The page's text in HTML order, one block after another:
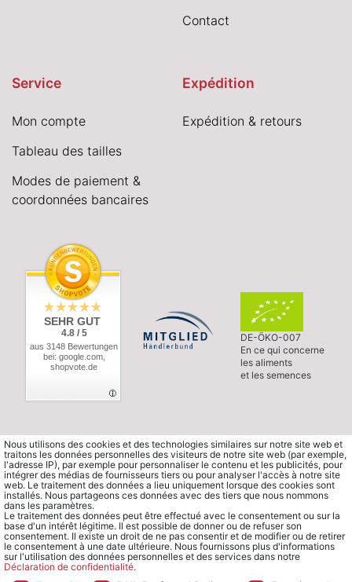
Contact
Service
Mon compte
Tableau des tailles
Modes de paiement &
coordonnées bancaires
Expédition
Expédition & retours
SEHR GUT
4.8 / 5
aus 3148 Bewertungen
bei: google.com,
shopvote.de
DE-ÖKO-007
En ce qui concerne
les aliments
et les semences
Nous utilisons des cookies et des technologies similaires sur notre site web et
traitons les données personnelles des visiteurs de notre site web (par exemple,
l'adresse IP), par exemple pour personnaliser le contenu et les publicités, pour
intégrer des médias de fournisseurs tiers ou pour analyser l'accès à notre site
web. Le traitement des données a lieu uniquement lorsque des cookies sont
installés. Nous partageons ces données avec des tiers que nous nommons
dans les paramètres.
Le traitement des données peut être effectué avec le consentement ou sur la
base d'un intérêt légitime. Il est possible de donner ou de refuser son
consentement. Il existe un droit de ne pas consentir et de modifier ou de retirer
le consentement à une date ultérieure. Nous fournissons plus d'informations
sur l'utilisation des données personnelles et des services dans notre
Déclaration de confidentialité.